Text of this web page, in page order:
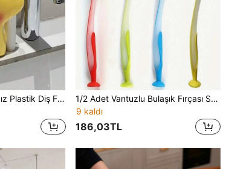
1/2 Adet Sevimli Yıldız Plastik Diş Fırçası Tutucu - Ayaklı Banyo Düzenleyici, Plastikten Üretilmiştir, Elektrikli ve Manuel Diş Fırçaları İçin Uygun, Diş Macunu Yerleştirme Alanlı, Yer Tasarrufu Sağlayan Diş Fırçası ve Diş Macunu Düzenleyici, Banyo Aksesuarları
1/2 Adet Vantuzlu Bulaşık Fırçası Seti, Yumuşak Kıllı Uzun Saplı, Mutfak ve Banyo Bulaşık Fırçası, Yumuşak Kıllı Fırça, Mutfak ve Banyo Sofra Takımları, Pişirme Kapları, Ocak Temizliği İçin Uygun, Temizlik Malzemeleri
9 kaldı
186,03TL